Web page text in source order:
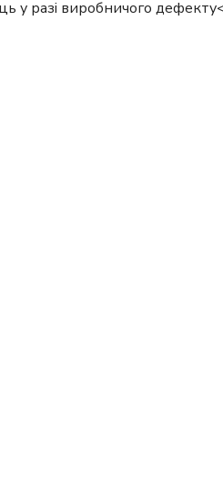
у разі виробничого